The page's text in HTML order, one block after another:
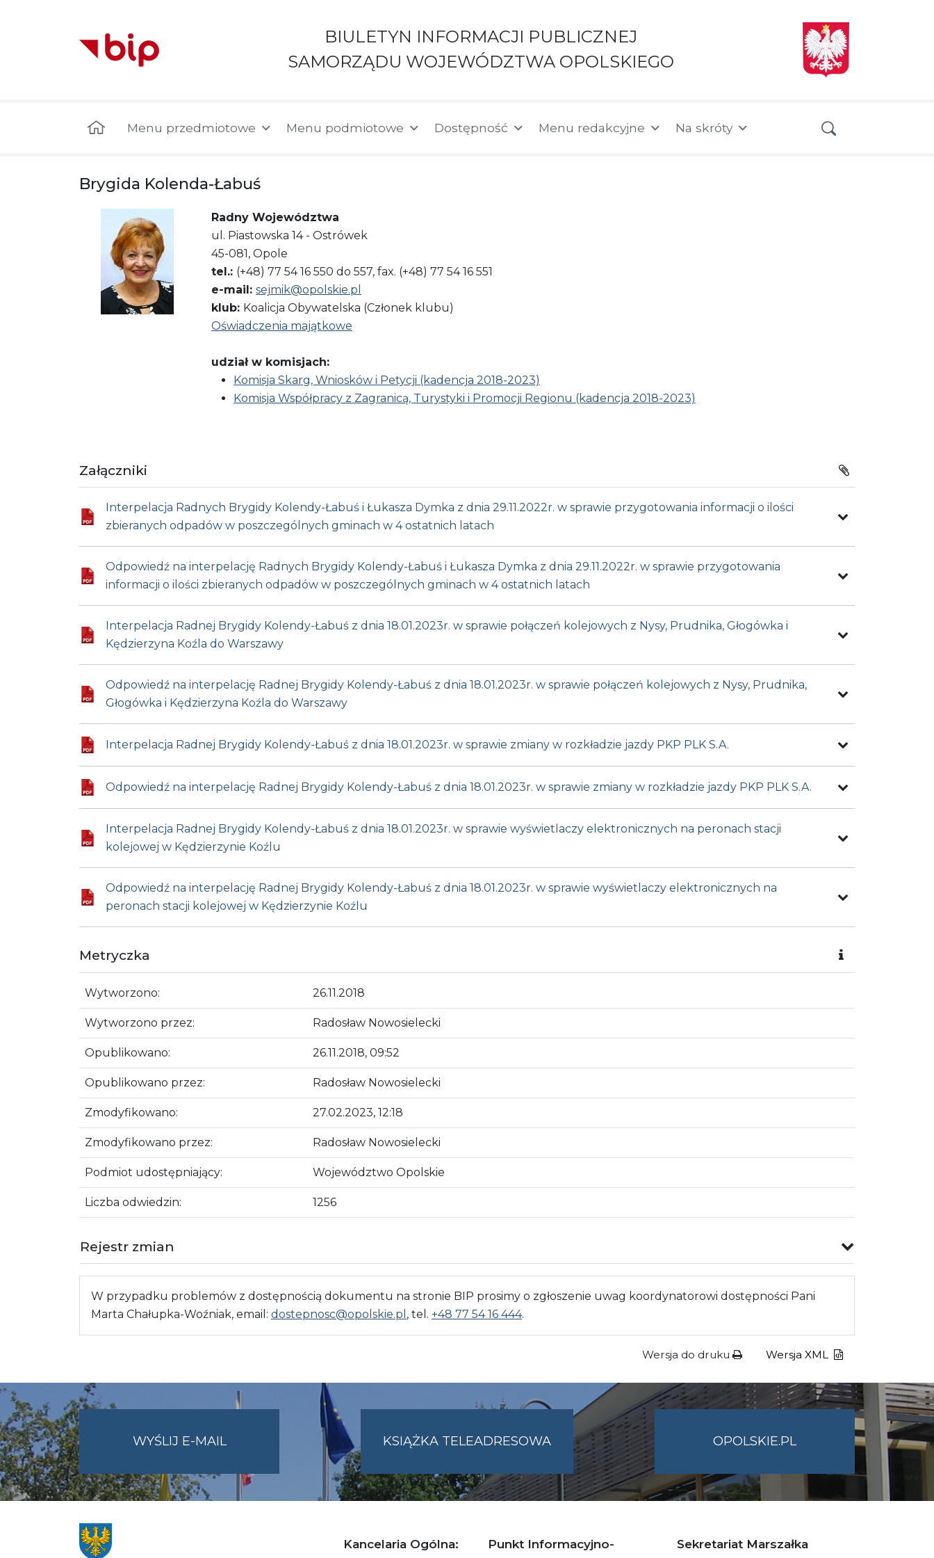
BIULETYN INFORMACJI PUBLICZNEJ
SAMORZĄDU WOJEWÓDZTWA OPOLSKIEGO
Menu przedmiotowe Menu podmiotowe Dostępność Menu redakcyjne Na skróty
Brygida Kolenda-Łabuś
Radny Województwa
ul. Piastowska 14 - Ostrówek
45-081, Opole
tel.: (+48) 77 54 16 550 do 557, fax. (+48) 77 54 16 551
e-mail: sejmik@opolskie.pl
klub: Koalicja Obywatelska (Członek klubu)
Oświadczenia majątkowe
udział w komisjach:
Komisja Skarg, Wniosków i Petycji (kadencja 2018-2023)
Komisja Współpracy z Zagranicą, Turystyki i Promocji Regionu (kadencja 2018-2023)
Załączniki
Interpelacja Radnych Brygidy Kolendy-Łabuś i Łukasza Dymka z dnia 29.11.2022r. w sprawie przygotowania informacji o ilości
zbieranych odpadów w poszczególnych gminach w 4 ostatnich latach
Odpowiedź na interpelację Radnych Brygidy Kolendy-Łabuś i Łukasza Dymka z dnia 29.11.2022r. w sprawie przygotowania
informacji o ilości zbieranych odpadów w poszczególnych gminach w 4 ostatnich latach
Interpelacja Radnej Brygidy Kolendy-Łabuś z dnia 18.01.2023r. w sprawie połączeń kolejowych z Nysy, Prudnika, Głogówka i
Kędzierzyna Koźla do Warszawy
Odpowiedź na interpelację Radnej Brygidy Kolendy-Łabuś z dnia 18.01.2023r. w sprawie połączeń kolejowych z Nysy, Prudnika,
Głogówka i Kędzierzyna Koźla do Warszawy
Interpelacja Radnej Brygidy Kolendy-Łabuś z dnia 18.01.2023r. w sprawie zmiany w rozkładzie jazdy PKP PLK S.A.
Odpowiedź na interpelację Radnej Brygidy Kolendy-Łabuś z dnia 18.01.2023r. w sprawie zmiany w rozkładzie jazdy PKP PLK S.A.
Interpelacja Radnej Brygidy Kolendy-Łabuś z dnia 18.01.2023r. w sprawie wyświetlaczy elektronicznych na peronach stacji
kolejowej w Kędzierzynie Koźlu
Odpowiedź na interpelację Radnej Brygidy Kolendy-Łabuś z dnia 18.01.2023r. w sprawie wyświetlaczy elektronicznych na
peronach stacji kolejowej w Kędzierzynie Koźlu
Metryczka
Wytworzono: 26.11.2018
Wytworzono przez: Radosław Nowosielecki
Opublikowano: 26.11.2018, 09:52
Opublikowano przez: Radosław Nowosielecki
Zmodyfikowano: 27.02.2023, 12:18
Zmodyfikowano przez: Radosław Nowosielecki
Podmiot udostępniający: Województwo Opolskie
Liczba odwiedzin: 1256
Rejestr zmian
W przypadku problemów z dostępnością dokumentu na stronie BIP prosimy o zgłoszenie uwag koordynatorowi dostępności Pani
Marta Chałupka-Woźniak, email: dostepnosc@opolskie.pl , tel. +48 77 54 16 444.
Wersja do druku Wersja XML
WYŚLIJ E-MAILNA
UMWO@OPOLSKIE.PL
KSIĄŻKA TELEADRESOWA OPOLSKIE.PL
Kancelaria Ogólna:
Punkt Informacyjno-
Sekretariat Marszałka